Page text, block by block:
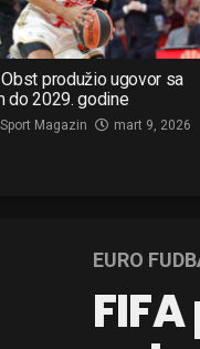
produžio ugovor sa
do 2029. godine
Magazin mart 9, 2026
EURO